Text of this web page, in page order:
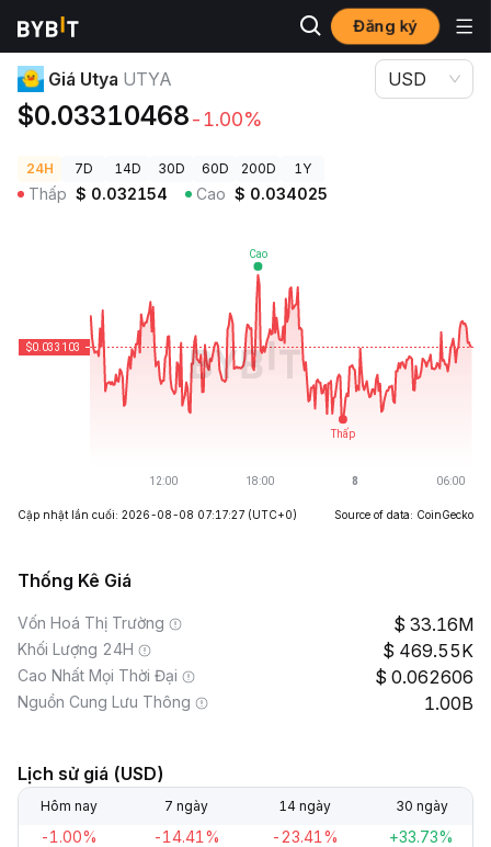
Đăng ký
Giá Tiền Điện Tử
Giá Utya UTYA
$0.03310468-1.00%
USD
24H 7D 14D 30D 60D 200D 1Y
Thấp $ 0.032154 Cao $ 0.034025
Cập nhật lần cuối: 2026-08-08 07:17:27 (UTC+0) Source of data: CoinGecko
Thống Kê Giá
Vốn Hoá Thị Trường 33.16M
Khối Lượng 24H 469.55K
Cao Nhất Mọi Thời Đại 0.062606
Nguồn Cung Lưu Thông 1.00B
Lịch sử giá (USD)
Hôm nay 7 ngày 14 ngày 30 ngày
-1.00% -14.41% -23.41% +33.73%